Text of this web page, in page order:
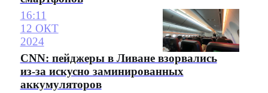
16:11
12 ОКТ
2024
CNN: пейджеры в Ливане взорвались
из-за искусно заминированных
аккумуляторов